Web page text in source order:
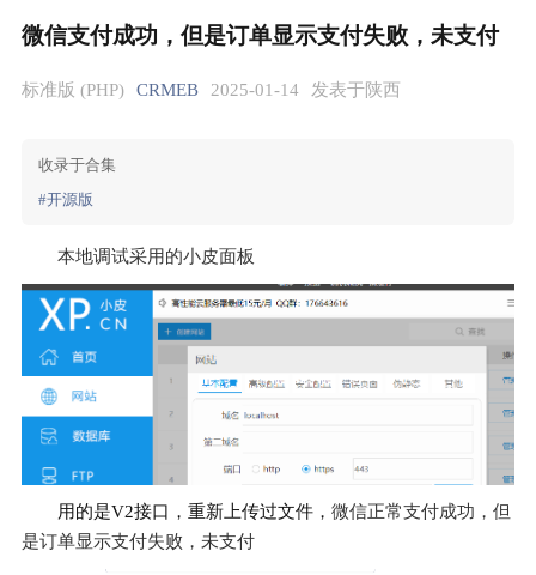
微信支付成功，但是订单显示支付失败，未支付
标准版 (PHP) CRMEB 2025-01-14 发表于陕西
收录于合集
#开源版
本地调试采用的小皮面板
用的是V2接口，重新上传过文件， 微信正常支付成功，但
是订单显示支付失败，未支付